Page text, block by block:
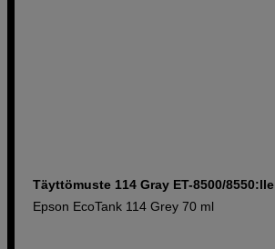
Täyttömuste 114 Gray ET-8500/8550:lle
Epson EcoTank 114 Grey 70 ml